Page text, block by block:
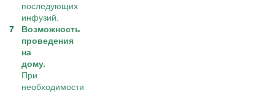
последующих
инфузий.
Возможность
проведения
на
дому.
При
необходимости